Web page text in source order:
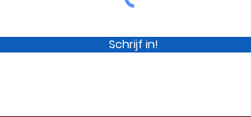
Schrijf in!